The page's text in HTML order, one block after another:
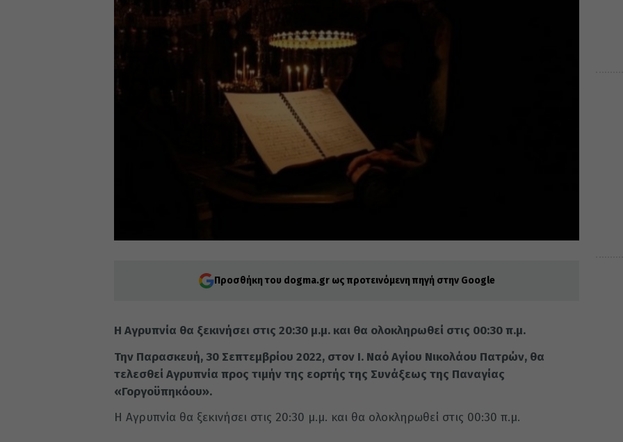
Προσθήκη του dogma.gr ως προτεινόμενη πηγή στην Google
Η Αγρυπνία θα ξεκινήσει στις 20:30 μ.μ. και θα ολοκληρωθεί στις 00:30 π.μ.
Την Παρασκευή, 30 Σεπτεμβρίου 2022, στον Ι. Ναό Αγίου Νικολάου Πατρών, θα
τελεσθεί Αγρυπνία προς τιμήν της εορτής της Συνάξεως της Παναγίας
«Γοργοϋπηκόου».
Η Αγρυπνία θα ξεκινήσει στις 20:30 μ.μ. και θα ολοκληρωθεί στις 00:30 π.μ.